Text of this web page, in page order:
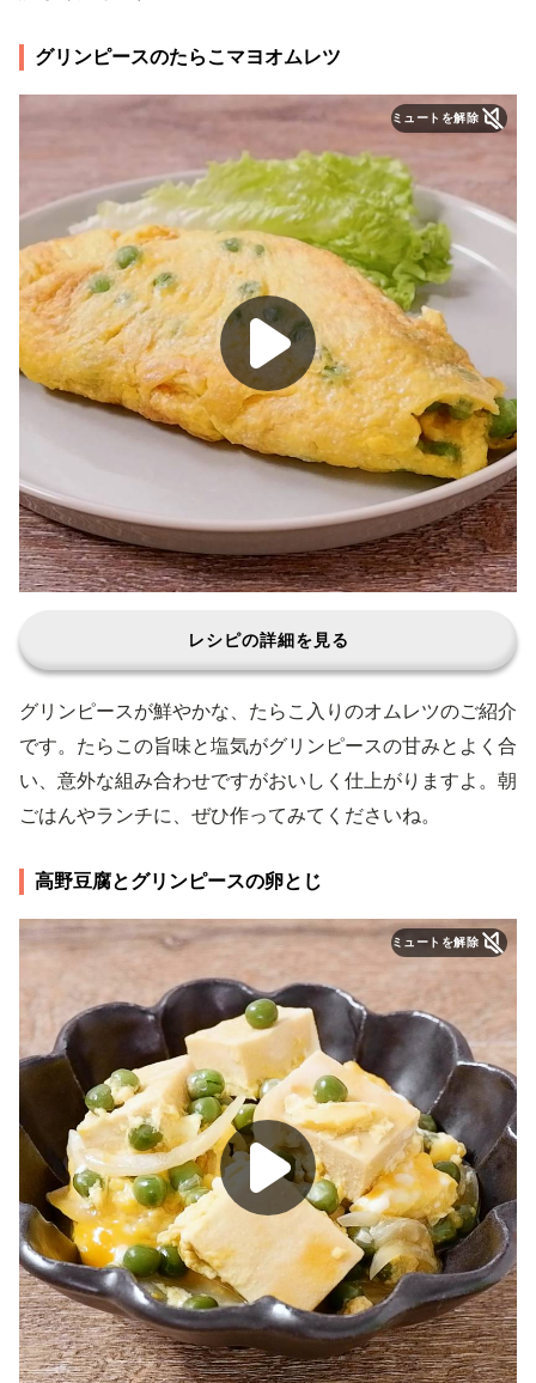
グリンピースのたらこマヨオムレツ
ミュートを解除
レシピの詳細を見る
グリンピースが鮮やかな、たらこ入りのオムレツのご紹介
です。たらこの旨味と塩気がグリンピースの甘みとよく合
い、意外な組み合わせですがおいしく仕上がりますよ。朝
ごはんやランチに、ぜひ作ってみてくださいね。
高野豆腐とグリンピースの卵とじ
ミュートを解除